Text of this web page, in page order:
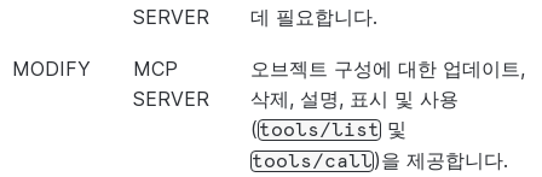
SERVER
데 필요합니다.
MODIFY
MCP
SERVER
오브젝트 구성에 대한 업데이트,
삭제, 설명, 표시 및 사용
(tools/list 및
tools/call)을 제공합니다.